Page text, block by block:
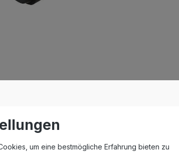
Case"
um eine bestmögliche Erfahrung bieten zu